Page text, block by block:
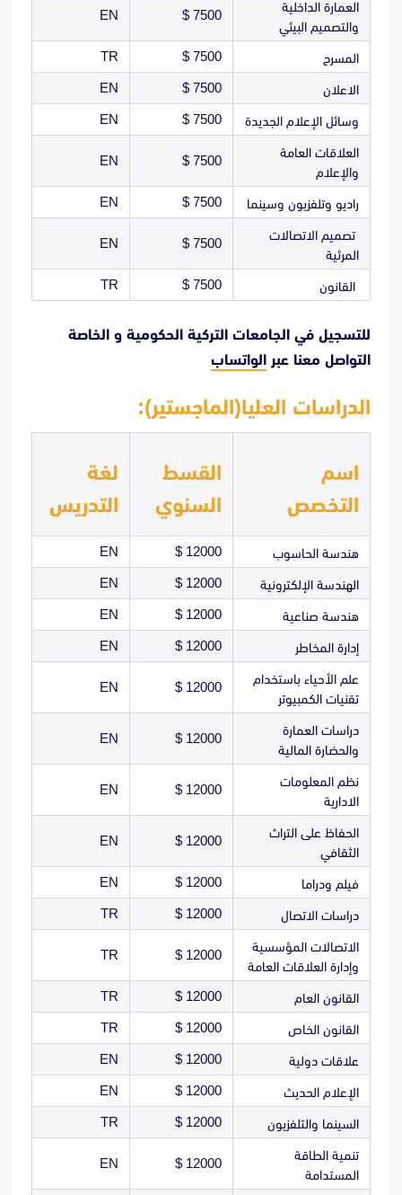
العمارة الداخلية
والتصميم البيئي
7500 $
EN
المسرح 7500 $
TR
الاعلان 7500 $
EN
وسائل الإعلام الجديدة 7500 $
EN
العلاقات العامة
والإعلام
7500 $
EN
راديو وتلفزيون وسينما 7500 $
EN
تصميم الاتصالات
المرئية
7500 $
EN
القانون 7500 $
TR
للتسجيل في الجامعات التركية الحكومية و الخاصة
التواصل معنا عبر الواتساب
الدراسات العليا(الماجستير):
اسم
التخصص
القسط
السنوي
لغة
التدريس
هندسة الحاسوب 12000 $
EN
الهندسة الإلكترونية 12000 $
EN
هندسة صناعية 12000 $
EN
إدارة المخاطر 12000 $
EN
علم الأحياء باستخدام
تقنيات الكمبيوتر
12000 $
EN
دراسات العمارة
والحضارة المالية
12000 $
EN
نظم المعلومات
الادارية
12000 $
EN
الحفاظ على التراث
الثقافي
12000 $
EN
فيلم ودراما 12000 $
EN
دراسات الاتصال 12000 $
TR
الاتصالات المؤسسية
وإدارة العلاقات العامة
12000 $
TR
القانون العام 12000 $
TR
القانون الخاص 12000 $
TR
علاقات دولية 12000 $
EN
الإعلام الحديث 12000 $
EN
السينما والتلفزيون 12000 $
TR
تنمية الطاقة
المستدامة
12000 $
EN